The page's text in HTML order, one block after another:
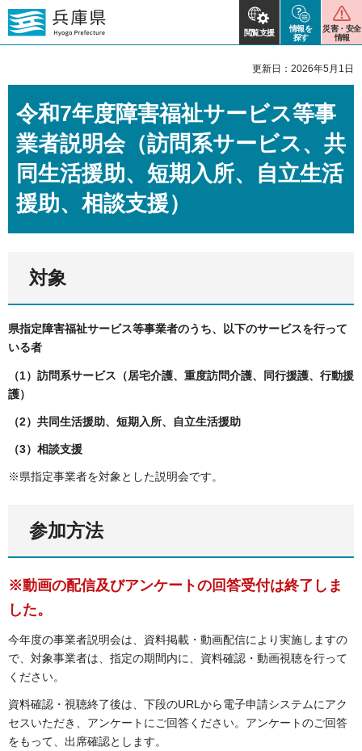
閲覧支援
情報を
探す
災害・安全
情報
更新日：2026年5月1日
令和7年度障害福祉サービス等事
業者説明会（訪問系サービス、共
同生活援助、短期入所、自立生活
援助、相談支援）
対象
県指定障害福祉サービス等事業者のうち、以下のサービスを行って
いる者
（1）訪問系サービス（居宅介護、重度訪問介護、同行援護、行動援
護）
（2）共同生活援助、短期入所、自立生活援助
（3）相談支援
※県指定事業者を対象とした説明会です。
参加方法
※動画の配信及びアンケートの回答受付は終了しま
した。
今年度の事業者説明会は、資料掲載・動画配信により実施しますの
で、対象事業者は、指定の期間内に、資料確認・動画視聴を行って
ください。
資料確認・視聴終了後は、下段のURLから電子申請システムにアク
セスいただき、アンケートにご回答ください。アンケートのご回答
をもって、出席確認とします。